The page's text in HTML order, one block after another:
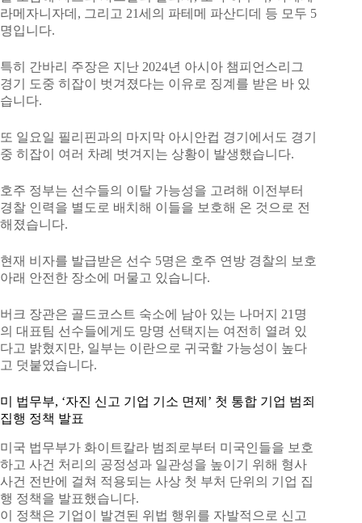
라메자니자데, 그리고 21세의 파테메 파산디데 등 모두 5
명입니다.
특히 간바리 주장은 지난 2024년 아시아 챔피언스리그
경기 도중 히잡이 벗겨졌다는 이유로 징계를 받은 바 있
습니다.
또 일요일 필리핀과의 마지막 아시안컵 경기에서도 경기
중 히잡이 여러 차례 벗겨지는 상황이 발생했습니다.
호주 정부는 선수들의 이탈 가능성을 고려해 이전부터
경찰 인력을 별도로 배치해 이들을 보호해 온 것으로 전
해졌습니다.
현재 비자를 발급받은 선수 5명은 호주 연방 경찰의 보호
아래 안전한 장소에 머물고 있습니다.
버크 장관은 골드코스트 숙소에 남아 있는 나머지 21명
의 대표팀 선수들에게도 망명 선택지는 여전히 열려 있
다고 밝혔지만, 일부는 이란으로 귀국할 가능성이 높다
고 덧붙였습니다.
미 법무부, ‘자진 신고 기업 기소 면제’ 첫 통합 기업 범죄
집행 정책 발표
미국 법무부가 화이트칼라 범죄로부터 미국인들을 보호
하고 사건 처리의 공정성과 일관성을 높이기 위해 형사
사건 전반에 걸쳐 적용되는 사상 첫 부처 단위의 기업 집
행 정책을 발표했습니다.
이 정책은 기업이 발견된 위법 행위를 자발적으로 신고